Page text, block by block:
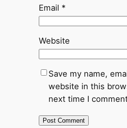
Email *
Website
Save my name,
website in this
next time I